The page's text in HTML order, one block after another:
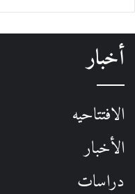
أخبار
الافتتاحيه
الأخبار
دراسات